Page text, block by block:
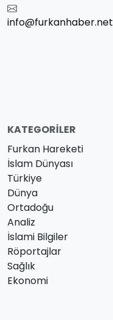
info@furkanhaber.net
KATEGORILER
Furkan Hareketi
İslam Dünyası
Türkiye
Dünya
Ortadoğu
Analiz
İslami Bilgiler
Röportajlar
Sağlık
Ekonomi